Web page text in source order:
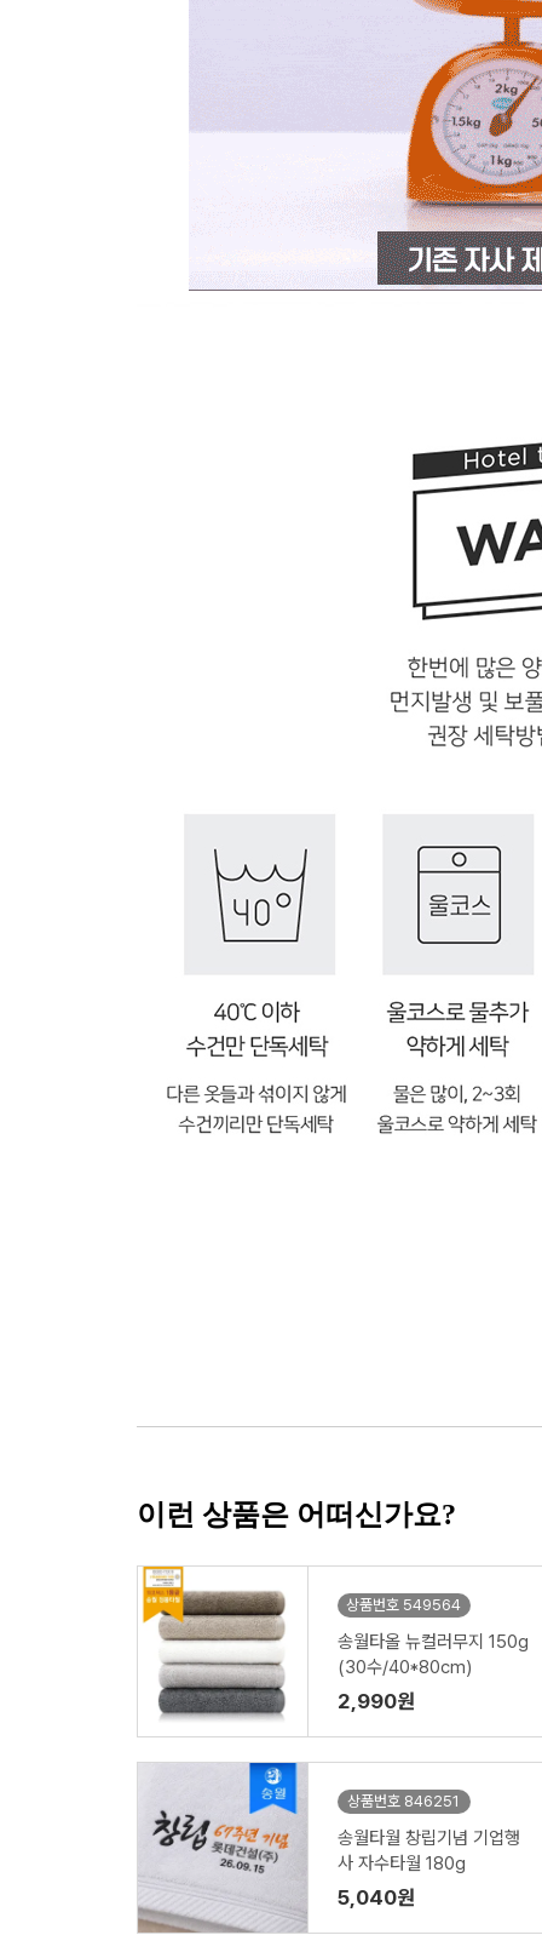
이런 상품은 어떠신가요?
상품번호 549564
송월타올 뉴컬러무지 150g
(30수/40*80cm)
2,990원
상품번호 846251
송월타월 창립기념 기업행
사 자수타월 180g
5,040원